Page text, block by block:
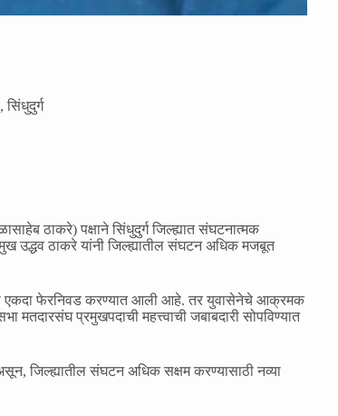
, सिंधुदुर्ग
ठाकरे) पक्षाने सिंधुदुर्ग जिल्ह्यात संघटनात्मक
उद्धव ठाकरे यांनी जिल्ह्यातील संघटन अधिक मजबूत
एकदा फेरनिवड करण्यात आली आहे. तर युवासेनेचे आक्रमक
प्रमुखपदाची महत्त्वाची जबाबदारी सोपविण्यात
असून, जिल्ह्यातील संघटन अधिक सक्षम करण्यासाठी नव्या